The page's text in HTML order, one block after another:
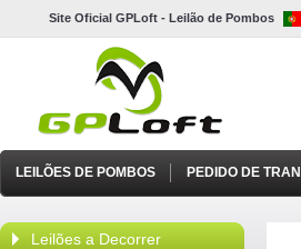
Site Oficial GPLoft - Leilão de Pombos
LEILÕES DE POMBOS PEDIDO DE
Leilões a Decorrer